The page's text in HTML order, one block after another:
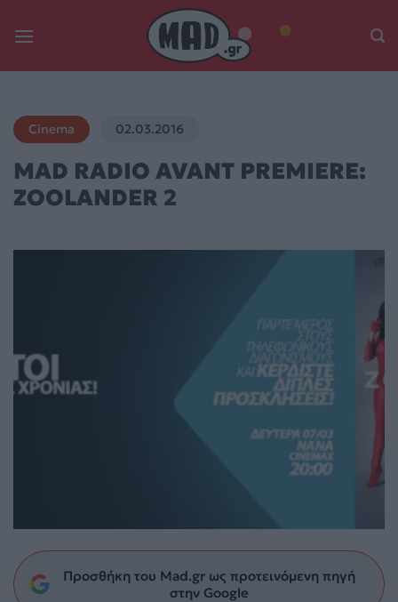
Cinema 02.03.2016
MAD RADIO AVANT PREMIERE:
ZOOLANDER 2
Προσθήκη του Mad.gr ως προτεινόμενη πηγή
στην Google